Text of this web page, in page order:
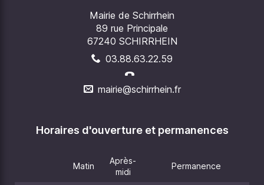
Mairie de Schirrhein
89 rue Principale
67240 SCHIRRHEIN
03.88.63.22.59
mairie@schirrhein.fr
Horaires d'ouverture et permanences
Matin
Après-
midi
Permanence